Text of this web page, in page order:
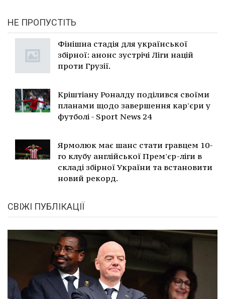
НЕ ПРОПУСТІТЬ
Фінішна стадія для української
збірної: анонс зустрічі Ліги націй
проти Грузії.
Кріштіану Роналду поділився своїми
планами щодо завершення кар'єри у
футболі - Sport News 24
Ярмолюк має шанс стати гравцем 10-
го клубу англійської Прем'єр-ліги в
складі збірної України та встановити
новий рекорд.
СВІЖІ ПУБЛІКАЦІЇ